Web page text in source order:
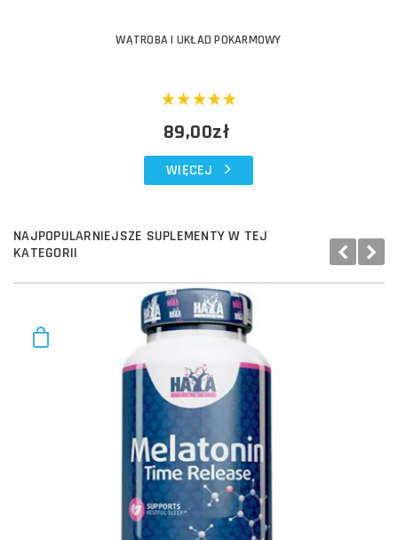
WĄTROBA I UKŁAD POKARMOWY
89,00zł
WIĘCEJ
NAJPOPULARNIEJSZE SUPLEMENTY W TEJ
KATEGORII